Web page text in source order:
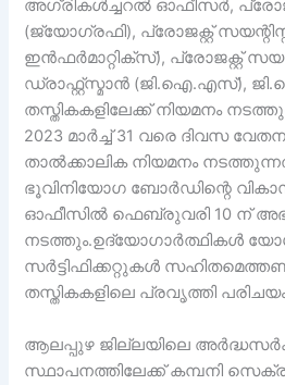
അഗ്രികൾച്ചറൽ ഓഫീസർ,
(ജ്യോഗ്രഫി), പ്രോജക്റ്റ്
ഇൻഫർമാറ്റിക്സ്), പ്രോജക്റ്റ്
ഡ്രാഫ്റ്റ്സ്മാൻ (ജി.ഐ.എസ്),
തസ്തികകളിലേക്ക് നിയമനം
2023 മാർച്ച് 31 വരെ ദിവസ
താൽക്കാലിക നിയമനം
ഭൂവിനിയോഗ ബോർഡിന്റെ
ഓഫീസിൽ ഫെബ്രുവരി 10 ന്
നടത്തും.ഉദ്യോഗാർത്ഥികൾ
സർട്ടിഫിക്കറ്റുകൾ
തസ്തികകളിലെ പ്രവൃത്തി
ആലപ്പുഴ ജില്ലയിലെ
സ്ഥാപനത്തിലേക്ക് കമ്പനി